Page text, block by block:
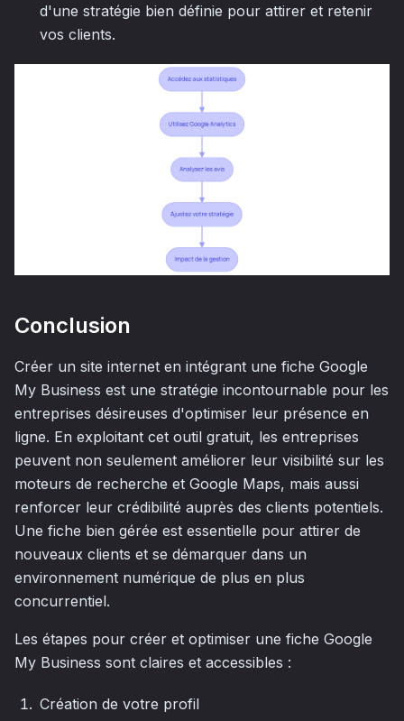
d'une stratégie bien définie pour attirer et retenir
vos clients.
Conclusion
Créer un site internet en intégrant une fiche Google
My Business est une stratégie incontournable pour les
entreprises désireuses d'optimiser leur présence en
ligne. En exploitant cet outil gratuit, les entreprises
peuvent non seulement améliorer leur visibilité sur les
moteurs de recherche et Google Maps, mais aussi
renforcer leur crédibilité auprès des clients potentiels.
Une fiche bien gérée est essentielle pour attirer de
nouveaux clients et se démarquer dans un
environnement numérique de plus en plus
concurrentiel.
Les étapes pour créer et optimiser une fiche Google
My Business sont claires et accessibles :
Création de votre profil